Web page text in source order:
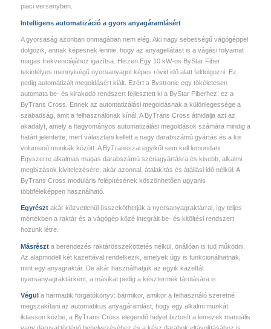
piaci versenyben.
Intelligens automatizáció a gyors anyagáramlásért
A gyorsaság azonban önmagában nem elég. Aki nagy sebességű vágógéppel
dolgozik, annak képesnek lennie, hogy az anyagellátást is a vágási folyamat
magas frekvenciájához igazítsa. Hiszen Egy 10 kW-os ByStar Fiber
tekintélyes mennyiségű nyersanyagot képes rövid idő alatt feldolgozni. Ez
pedig automatizált megoldásért kiált. Ezért a Bystronic egy tökéletesen
automata be- és kirakodó rendszert fejlesztett ki a ByStar Fiberhez: ez a
ByTrans Cross. Ennek az automatizálási megoldásnak a különlegessége a
szabadság, amit a felhasználónak kínál. A ByTrans Cross áthidalja azt az
akadályt, amely a hagyományos automatizálási megoldások számára mindig a
határt jelentette, mert választani kellett a nagy darabszámú gyártás és a kis
volumenű munkák között. A ByTransszal egyikől sem kell lemondani.
Egyszerre alkalmas magas darabszámú szériagyártásra és kisebb, alkalmi
megbízások kivitelezésére, akár azonnal, átalakítás és átállási idő nélkül. A
ByTrans Cross moduláris felépítésének köszönhetően ugyanis
többféleképpen használható.
Egyrésztakár közvetlenül összeköthetjük a nyersanyagraktárral, így teljes
mértékben a raktár és a vágógép közé integrált be- és kitöltési rendszert
hozunk létre.
Másrészta berendezés raktárösszeköttetés nélkül, önállóan is tud működni.
Az alapmodell két kazettával rendelkezik, amelyek úgy is funkcionálhatnak,
mint egy anyagraktár. De akár használhatjuk az egyik kazettát
nyersanyagraktárként, a másikat pedig a késztermék tárolására is.
Végüla harmadik forgatókönyv: bármikor, amikor a felhasználó szeretné
megszakítani az automatikus anyagáramlást, hogy egy alkalmi munkát
iktasson közbe, a ByTrans Cross elegendő helyet biztosít a lemezek manuális